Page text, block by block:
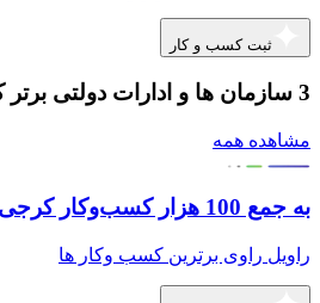
ثبت کسب و کار
3 سازمان ها و ادارات دولتی برتر کرج
مشاهده همه
به جمع 100 هزار کسب‌وکار کرجی در راویل بپیوندید
راویل راوی برترین کسب وکار ها